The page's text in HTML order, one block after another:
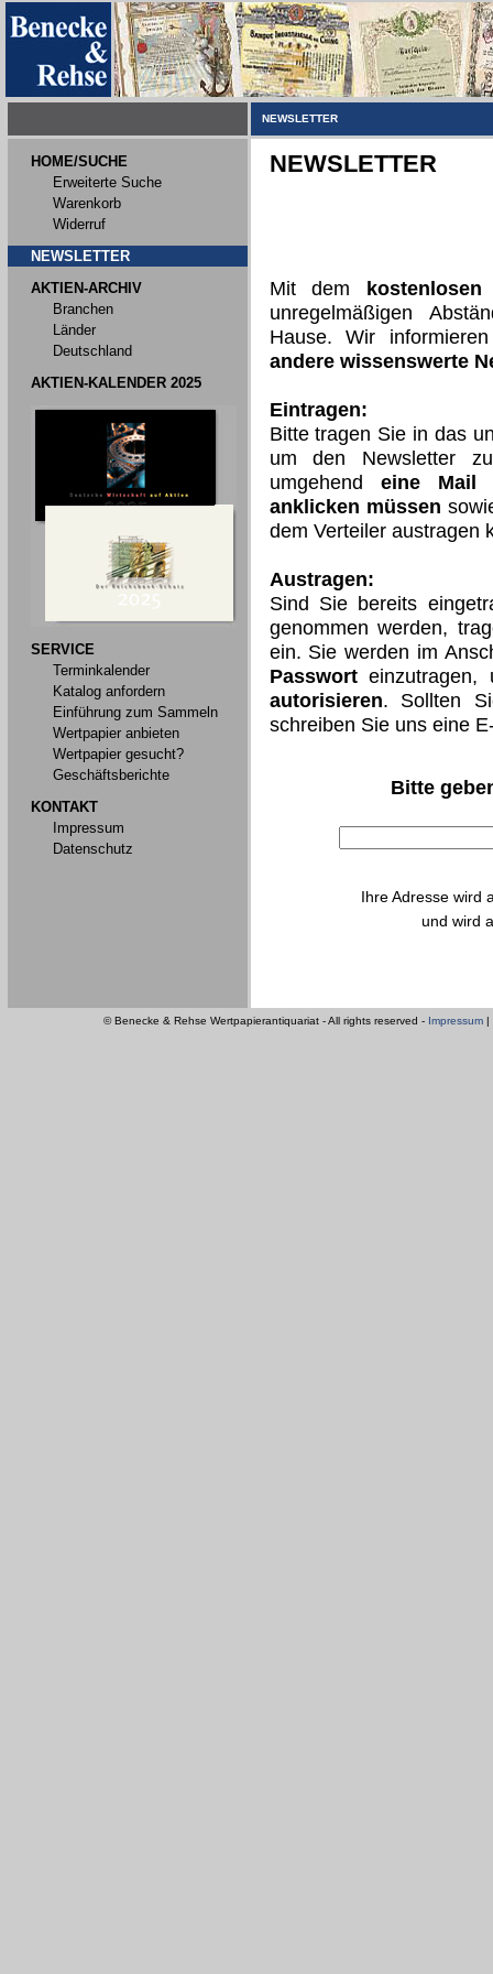
NEWSLETTER
HOME/SUCHE
Erweiterte Suche
Warenkorb
Widerruf
NEWSLETTER
AKTIEN-ARCHIV
Branchen
Länder
Deutschland
AKTIEN-KALENDER 2025
SERVICE
Terminkalender
Katalog anfordern
Einführung zum Sammeln
Wertpapier anbieten
Wertpapier gesucht?
Geschäftsberichte
KONTAKT
Impressum
Datenschutz
NEWSLETTER
Mit dem
unregelmäßigen
Hause. Wir
andere wissenswerte
Eintragen:
Bitte tragen Sie in das
um den Newsletter
umgehend eine Mail
anklicken müssen
dem Verteiler austragen
Austragen:
Sind Sie bereits
genommen werden,
ein. Sie werden im
Passworteinzutragen,
autorisieren. Sollten
schreiben Sie uns eine
Bitte
Ihre Adresse wird
und wird
© Benecke & Rehse Wertpapierantiquariat - All rights reserved - Impressum |